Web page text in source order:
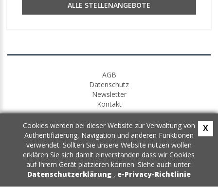
ALLE STELLENANGEBOTE
AGB
Datenschutz
Newsletter
Kontakt
Cookies werden bei dieser Website zur Verwaltung von
Authentifizierung, Navigation und anderen Funktionen
verwendet. Sollten Sie unsere Website nutzen wollen
erklären Sie sich damit einverstanden dass wir Cookies
auf Ihrem Gerät platzieren können. Siehe auch unter:
Datenschutzerklärung , e-Privacy-Richtlinie
X